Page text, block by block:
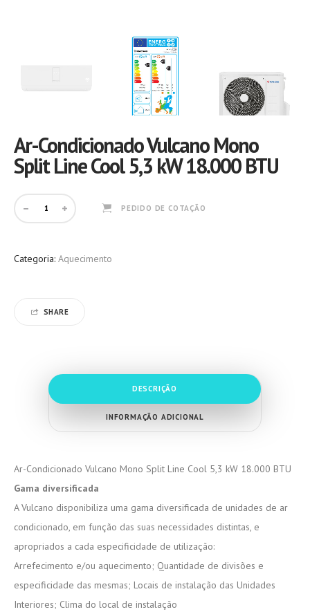
Ar-Condicionado Vulcano Mono
Split Line Cool 5,3 kW 18.000 BTU
PEDIDO DE COTAÇÃO
Categoria: Aquecimento
SHARE
DESCRIÇÃO
INFORMAÇÃO ADICIONAL
Ar-Condicionado Vulcano Mono Split Line Cool 5,3 kW 18.000 BTU
Gama diversificada
A Vulcano disponibiliza uma gama diversificada de unidades de ar
condicionado, em função das suas necessidades distintas, e
apropriados a cada especificidade de utilização:
Arrefecimento e/ou aquecimento; Quantidade de divisões e
especificidade das mesmas; Locais de instalação das Unidades
Interiores; Clima do local de instalação